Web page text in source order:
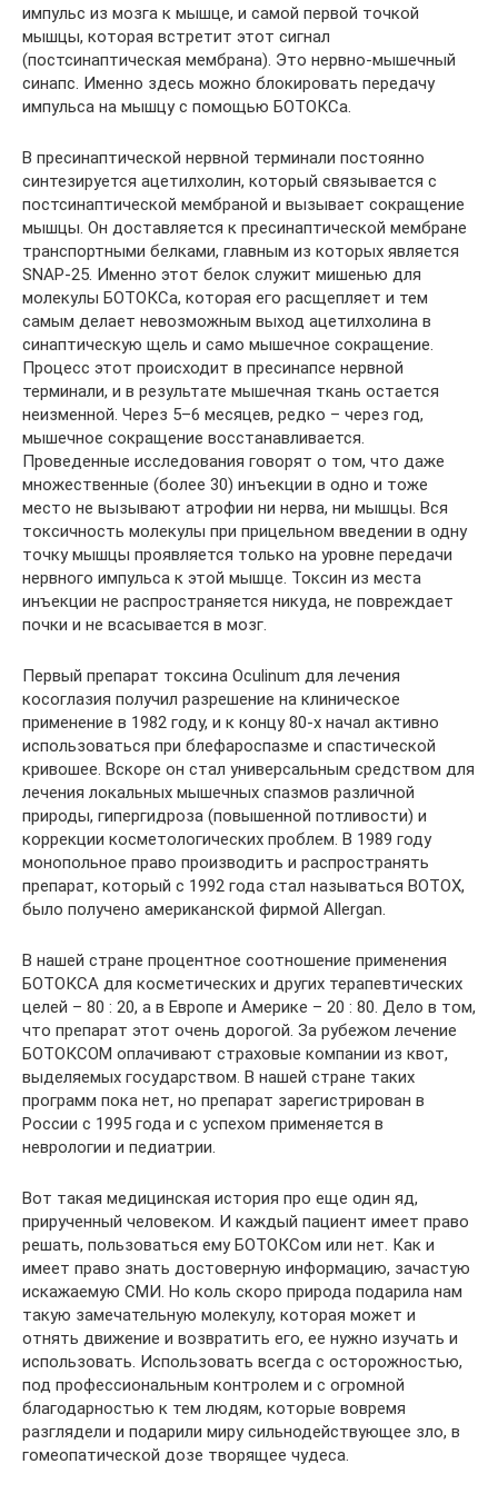
импульс из мозга к мышце, и самой первой точкой
мышцы, которая встретит этот сигнал
(постсинаптическая мембрана). Это нервно-мышечный
синапс. Именно здесь можно блокировать передачу
импульса на мышцу с помощью БОТОКСа.
В пресинаптической нервной терминали постоянно
синтезируется ацетилхолин, который связывается с
постсинаптической мембраной и вызывает сокращение
мышцы. Он доставляется к пресинаптической мембране
транспортными белками, главным из которых является
SNAP-25. Именно этот белок служит мишенью для
молекулы БОТОКСа, которая его расщепляет и тем
самым делает невозможным выход ацетилхолина в
синаптическую щель и само мышечное сокращение.
Процесс этот происходит в пресинапсе нервной
терминали, и в результате мышечная ткань остается
неизменной. Через 5–6 месяцев, редко – через год,
мышечное сокращение восстанавливается.
Проведенные исследования говорят о том, что даже
множественные (более 30) инъекции в одно и тоже
место не вызывают атрофии ни нерва, ни мышцы. Вся
токсичность молекулы при прицельном введении в одну
точку мышцы проявляется только на уровне передачи
нервного импульса к этой мышце. Токсин из места
инъекции не распространяется никуда, не повреждает
почки и не всасывается в мозг.
Первый препарат токсина Oculinum для лечения
косоглазия получил разрешение на клиническое
применение в 1982 году, и к концу 80-х начал активно
использоваться при блефароспазме и спастической
кривошее. Вскоре он стал универсальным средством для
лечения локальных мышечных спазмов различной
природы, гипергидроза (повышенной потливости) и
коррекции косметологических проблем. В 1989 году
монопольное право производить и распространять
препарат, который с 1992 года стал называться BOTOX,
было получено американской фирмой Allergan.
В нашей стране процентное соотношение применения
БОТОКСА для косметических и других терапевтических
целей – 80 : 20, а в Европе и Америке – 20 : 80. Дело в том,
что препарат этот очень дорогой. За рубежом лечение
БОТОКСОМ оплачивают страховые компании из квот,
выделяемых государством. В нашей стране таких
программ пока нет, но препарат зарегистрирован в
России с 1995 года и с успехом применяется в
неврологии и педиатрии.
Вот такая медицинская история про еще один яд,
прирученный человеком. И каждый пациент имеет право
решать, пользоваться ему БОТОКСом или нет. Как и
имеет право знать достоверную информацию, зачастую
искажаемую СМИ. Но коль скоро природа подарила нам
такую замечательную молекулу, которая может и
отнять движение и возвратить его, ее нужно изучать и
использовать. Использовать всегда с осторожностью,
под профессиональным контролем и с огромной
благодарностью к тем людям, которые вовремя
разглядели и подарили миру сильнодействующее зло, в
гомеопатической дозе творящее чудеса.